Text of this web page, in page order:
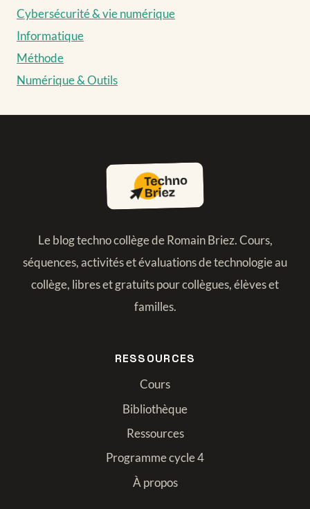
Cybersécurité & vie numérique
Informatique
Méthode
Numérique & Outils
Le blog techno collège de Romain Briez. Cours,
séquences, activités et évaluations de technologie au
collège, libres et gratuits pour collègues, élèves et
familles.
RESSOURCES
Cours
Bibliothèque
Ressources
Programme cycle 4
À propos